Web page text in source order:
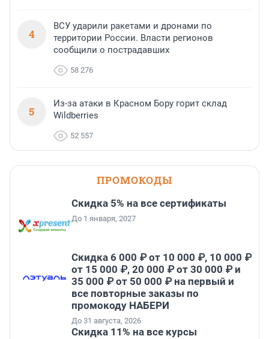
4
ВСУ ударили ракетами и дронами по
территории России. Власти регионов
сообщили о пострадавших
58 276
5
Из-за атаки в Красном Бору горит склад
Wildberries
52 557
ПРОМОКОДЫ
Скидка 5% на все сертификаты
До 1 января, 2027
Скидка 6 000 ₽ от 10 000 ₽, 10 000 ₽
от 15 000 ₽, 20 000 ₽ от 30 000 ₽ и
35 000 ₽ от 50 000 ₽ на первый и
все повторные заказы по
промокоду НАБЕРИ
До 31 августа, 2026
Скидка 11% на все курсы